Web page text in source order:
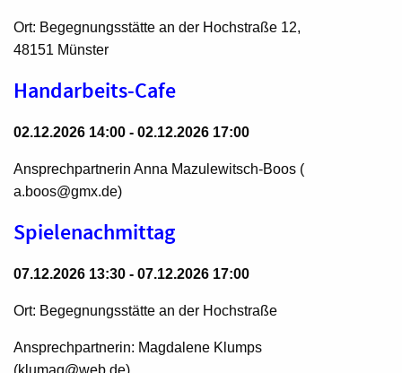
Ort: Begegnungsstätte an der Hochstraße 12,
48151 Münster
Handarbeits-Cafe
02.12.2026 14:00 - 02.12.2026 17:00
Ansprechpartnerin Anna Mazulewitsch-Boos (
a.boos@gmx.de)
Spielenachmittag
07.12.2026 13:30 - 07.12.2026 17:00
Ort: Begegnungsstätte an der Hochstraße
Ansprechpartnerin: Magdalene Klumps